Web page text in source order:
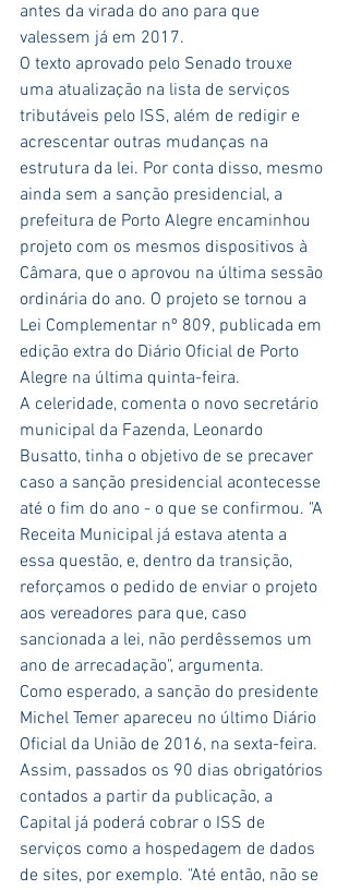
antes da virada do ano para que
valessem já em 2017.
O texto aprovado pelo Senado trouxe
uma atualização na lista de serviços
tributáveis pelo ISS, além de redigir e
acrescentar outras mudanças na
estrutura da lei. Por conta disso, mesmo
ainda sem a sanção presidencial, a
prefeitura de Porto Alegre encaminhou
projeto com os mesmos dispositivos à
Câmara, que o aprovou na última sessão
ordinária do ano. O projeto se tornou a
Lei Complementar nº 809, publicada em
edição extra do Diário Oficial de Porto
Alegre na última quinta-feira.
A celeridade, comenta o novo secretário
municipal da Fazenda, Leonardo
Busatto, tinha o objetivo de se precaver
caso a sanção presidencial acontecesse
até o fim do ano - o que se confirmou. "A
Receita Municipal já estava atenta a
essa questão, e, dentro da transição,
reforçamos o pedido de enviar o projeto
aos vereadores para que, caso
sancionada a lei, não perdêssemos um
ano de arrecadação", argumenta.
Como esperado, a sanção do presidente
Michel Temer apareceu no último Diário
Oficial da União de 2016, na sexta-feira.
Assim, passados os 90 dias obrigatórios
contados a partir da publicação, a
Capital já poderá cobrar o ISS de
serviços como a hospedagem de dados
de sites, por exemplo. "Até então, não se